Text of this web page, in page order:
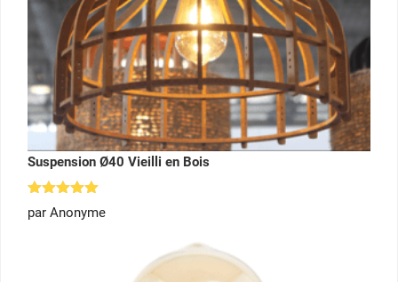
Suspension Ø40 Vieilli en Bois
Note
sur 5
par Anonyme